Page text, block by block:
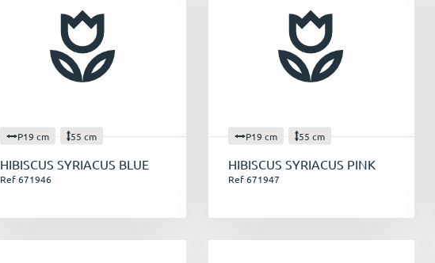
P19 cm 55 cm
HIBISCUS SYRIACUS BLUE
Ref 671946
P19 cm 55 cm
HIBISCUS SYRIACUS PINK
Ref 671947